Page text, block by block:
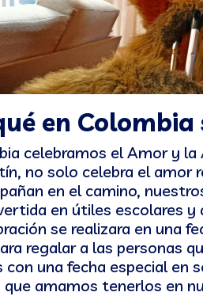
en
celebramos el Amor y
no solo celebra el
en el camino,
en útiles escolares
se realizara en una
regalar a las personas
una fecha especial en
que amamos tenerlos en